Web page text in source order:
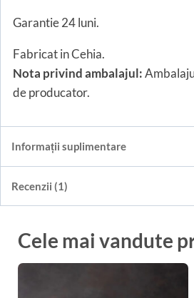
Garantie 24 luni.
Fabricat in Cehia.
Nota privind ambalajul:
de producator.
Informații suplimentare
Recenzii (1)
Cele mai vandute